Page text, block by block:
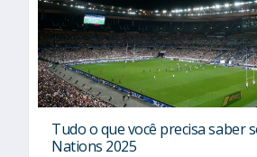
Tudo o que você precisa saber
Nations 2025​